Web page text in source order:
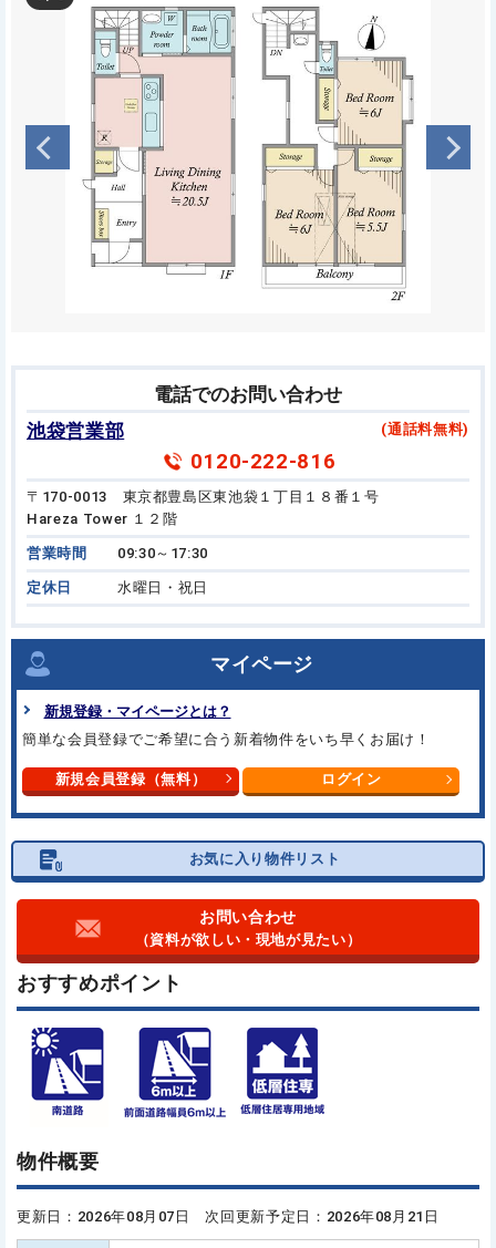
電話でのお問い合わせ
池袋営業部
(通話料無料)
0120-222-816
〒170-0013 東京都豊島区東池袋１丁目１８番１号
Hareza Tower １２階
営業時間 09:30～17:30
定休日 水曜日・祝日
マイページ
新規登録・マイページとは？
簡単な会員登録でご希望に合う 新着物件をいち早くお届け！
新規会員登録（無料） ログイン
お気に入り物件リスト
お問い合わせ
（資料が欲しい・現地が見たい）
おすすめポイント
物件概要
更新日：2026年08月07日 次回更新予定日：2026年08月21日